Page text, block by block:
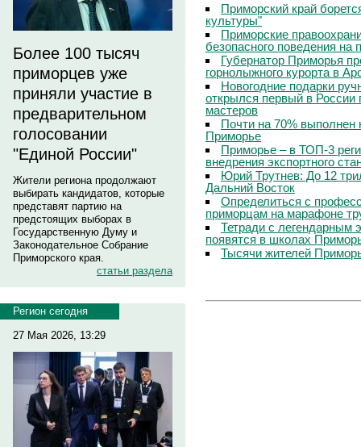
Более 100 тысяч
приморцев уже
приняли участие в
предварительном
голосовании
"Единой России"
Жители региона продолжают
выбирать кандидатов, которые
представят партию на
предстоящих выборах в
Государственную Думу и
Законодательное Собрание
Приморского края.
статьи раздела
Регион сегодня
27 Мая 2026, 13:29
Приморский край
культуры"
Приморские
безопасного поведения
Губернатор Приморья
горнолыжного курорта в
Новогодние подарки
открылся первый в России
мастеров
Почти на 70%
Приморье
Приморье – в ТОП-3
внедрения экспортного
Юрий Трутнев: До 12
Дальний Восток
Определиться с
приморцам на марафоне
Тетради с легендарным
появятся в школах
Тысячи жителей